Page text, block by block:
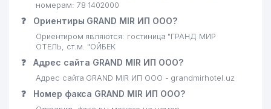
номерам: 78 1402000
❓ Ориентиры GRAND MIR ИП ООО?
Ориентиром являются: гостиница "ГРАНД МИР
ОТЕЛЬ, ст.м. "ОЙБЕК
❓ Адрес сайта GRAND MIR ИП ООО?
Адрес сайта GRAND MIR ИП ООО - grandmirhotel.uz
❓ Номер факса GRAND MIR ИП ООО?